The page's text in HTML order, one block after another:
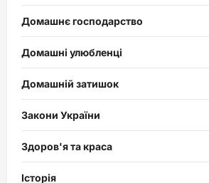
Домашнє господарство
Домашні улюбленці
Домашній затишок
Закони України
Здоров'я та краса
Історія